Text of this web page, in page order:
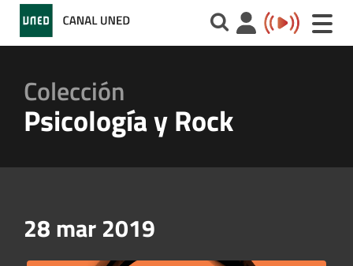
Toggle
Colección
Psicología y Rock
28 mar 2019